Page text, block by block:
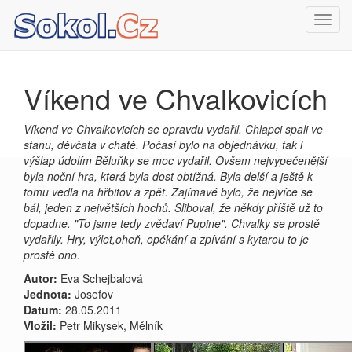
Víkend ve Chvalkovicích
Víkend ve Chvalkovicích se opravdu vydařil. Chlapci spali ve
stanu, děvčata v chatě. Počasí bylo na objednávku, tak i
výšlap údolím Běluňky se moc vydařil. Ovšem nejvypečenější
byla noční hra, která byla dost obtížná. Byla delší a ještě k
tomu vedla na hřbitov a zpět. Zajímavé bylo, že nejvíce se
bál, jeden z největších hochů. Sliboval, že někdy příště už to
dopadne. "To jsme tedy zvědaví Pupine". Chvalky se prostě
vydařily. Hry, výlet,oheň, opékání a zpívání s kytarou to je
prostě ono.
Autor: Eva Schejbalová
Jednota: Josefov
Datum: 28.05.2011
Vložil: Petr Mikysek, Mělník